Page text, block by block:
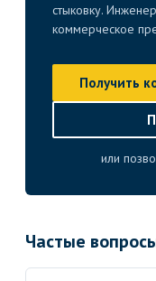
стыковку.
коммерческое
Получить
или
Частые